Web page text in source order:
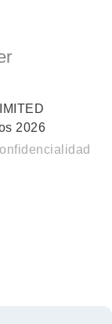
2026